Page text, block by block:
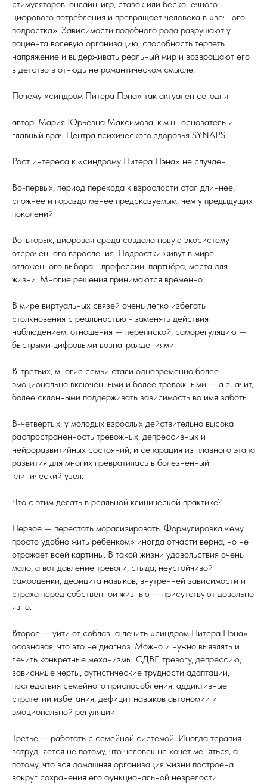
стимуляторов, онлайн-игр, ставок или бесконечного
цифрового потребления и превращает человека в «вечного
подростка». Зависимости подобного рода разрушают у
пациента волевую организацию, способность терпеть
напряжение и выдерживать реальный мир и возвращают его
в детство в отнюдь не романтическом смысле.
Почему «синдром Питера Пэна» так актуален сегодня
автор: Мария Юрьевна Максимова, к.м.н., основатель и
главный врач Центра психического здоровья SYNAPS
Рост интереса к «синдрому Питера Пэна» не случаен.
Во-первых, период перехода к взрослости стал длиннее,
сложнее и гораздо менее предсказуемым, чем у предыдущих
поколений.
Во-вторых, цифровая среда создала новую экосистему
отсроченного взросления. Подростки живут в мире
отложенного выбора - профессии, партнёра, места для
жизни. Многие решения принимаются временно.
В мире виртуальных связей очень легко избегать
столкновения с реальностью - заменять действия
наблюдением, отношения — перепиской, саморегуляцию —
быстрыми цифровыми вознаграждениями.
В-третьих, многие семьи стали одновременно более
эмоционально включёнными и более тревожными — а значит,
более склонными поддерживать зависимость во имя заботы.
В-четвёртых, у молодых взрослых действительно высока
распространённость тревожных, депрессивных и
нейроразвитийных состояний, и сепарация из плавного этапа
развития для многих превратилась в болезненный
клинический узел.
Что с этим делать в реальной клинической практике?
Первое — перестать морализировать. Формулировка «ему
просто удобно жить ребёнком» иногда отчасти верна, но не
отражает всей картины. В такой жизни удовольствия очень
мало, а вот давление тревоги, стыда, неустойчивой
самооценки, дефицита навыков, внутренней зависимости и
страха перед собственной жизнью — присутствуют довольно
явно.
Второе — уйти от соблазна лечить «синдром Питера Пэна»,
осознавая, что это не диагноз. Можно и нужно выявлять и
лечить конкретные механизмы: СДВГ, тревогу, депрессию,
зависимые черты, аутистические трудности адаптации,
последствия семейного приспособления, аддиктивные
стратегии избегания, дефицит навыков автономии и
эмоциональной регуляции.
Третье — работать с семейной системой. Иногда терапия
затрудняется не потому, что человек не хочет меняться, а
потому, что вся домашняя организация жизни построена
вокруг сохранения его функциональной незрелости.